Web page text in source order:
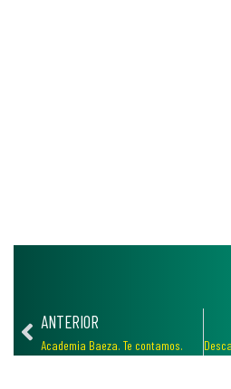
ANTERIOR
Academia Baeza. Te contamos.